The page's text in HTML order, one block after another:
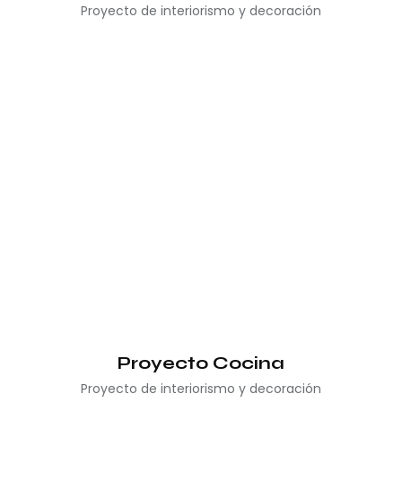
Proyecto de interiorismo y decoración
Proyecto Cocina
Proyecto de interiorismo y decoración